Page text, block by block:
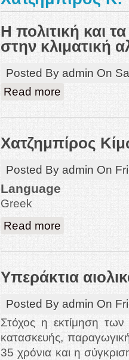
Η πολιτική και
στην κλιματική
Posted By admin On
Read more
Χατζημπίρος
Posted By admin On
Language
Greek
Read more
Υπεράκτια
Posted By admin On
Στόχος η εκτίμηση
κατασκευής,
35 χρόνια και η